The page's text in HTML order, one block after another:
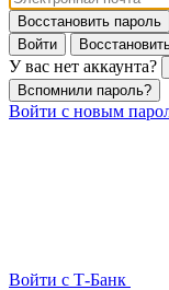
Восстановить пароль
Войти
У вас нет аккаунта?
Вспомнили пароль?
Войти с новым
Войти с Т-Банк